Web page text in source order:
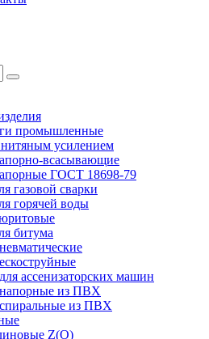
промышленные
нитяным усилением
всасывающие
ГОСТ 18698-79
газовой сварки
горячей воды
битума
ассенизаторских машин
из ПВХ
из ПВХ
Z(О)